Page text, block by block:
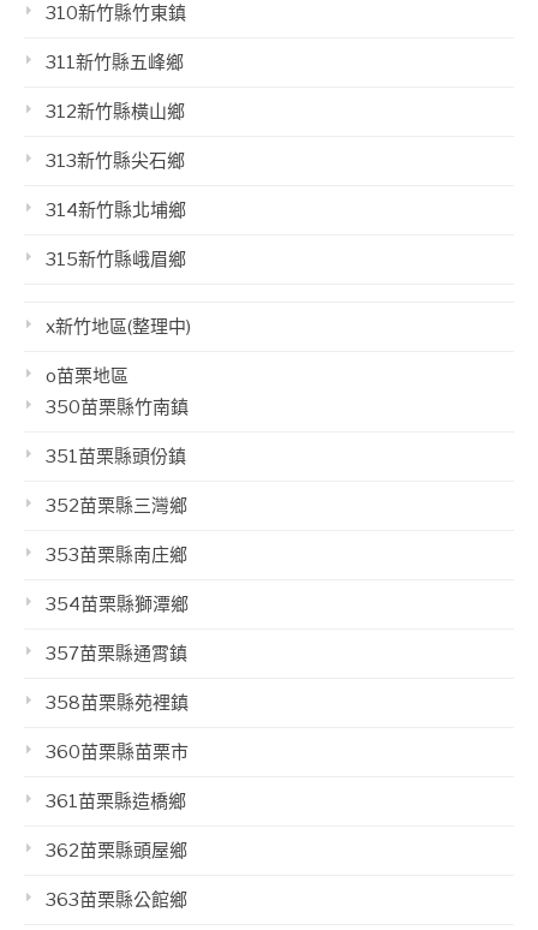
310新竹縣竹東鎮
311新竹縣五峰鄉
312新竹縣橫山鄉
313新竹縣尖石鄉
314新竹縣北埔鄉
315新竹縣峨眉鄉
x新竹地區(整理中)
o苗栗地區
350苗栗縣竹南鎮
351苗栗縣頭份鎮
352苗栗縣三灣鄉
353苗栗縣南庄鄉
354苗栗縣獅潭鄉
357苗栗縣通霄鎮
358苗栗縣苑裡鎮
360苗栗縣苗栗市
361苗栗縣造橋鄉
362苗栗縣頭屋鄉
363苗栗縣公館鄉